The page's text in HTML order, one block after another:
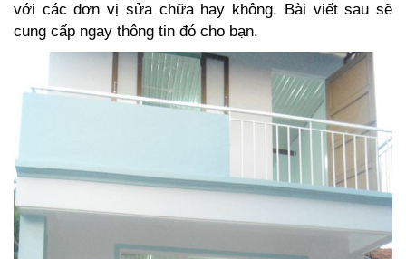
với các đơn vị sửa chữa hay không. Bài viết sau sẽ
cung cấp ngay thông tin đó cho bạn.